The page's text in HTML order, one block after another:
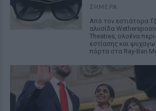
ΣΉΜΕΡΑ
Από τον εστιάτορα
αλυσίδα
Theatres, ολοένα
εστίασης και
πόρτα στα Ray-Ban